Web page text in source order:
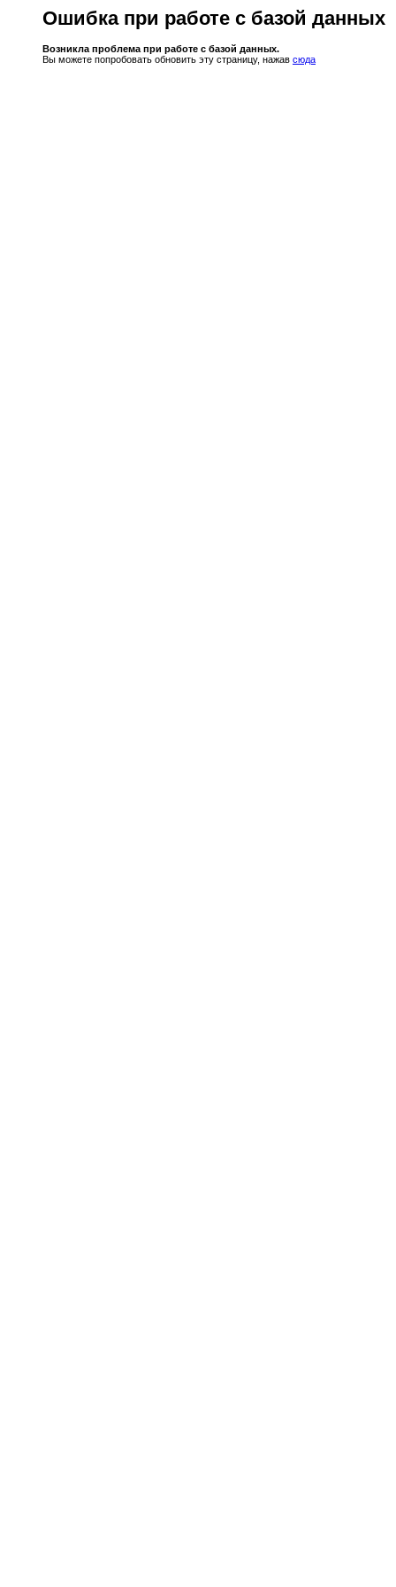
Ошибка при работе с базой данных
Возникла проблема при работе с базой данных.
Вы можете попробовать обновить эту страницу, нажав сюда